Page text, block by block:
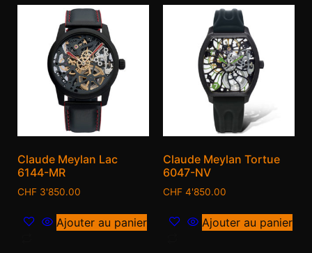
Claude Meylan Lac
6144-MR
CHF 3'850.00
Ajouter au panier
Claude Meylan Tortue
6047-NV
CHF 4'850.00
Ajouter au panier